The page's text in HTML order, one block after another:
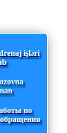
işləri
по